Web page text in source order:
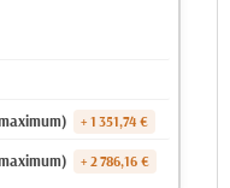
+ 1 351,74 €
+ 2 786,16 €